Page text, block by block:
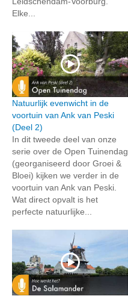
Elke...
Natuurlijk evenwicht in de
voortuin van Ank van Peski
(Deel 2)
In dit tweede deel van onze
serie over de Open Tuinendag
(georganiseerd door Groei &
Bloei) kijken we verder in de
voortuin van Ank van Peski.
Wat direct opvalt is het
perfecte natuurlijke...